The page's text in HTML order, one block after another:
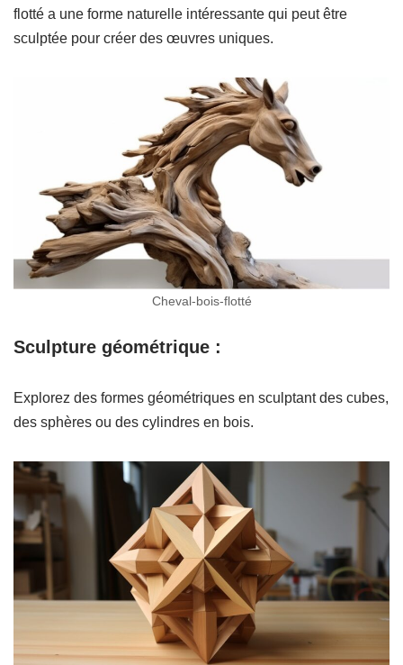
flotté a une forme naturelle intéressante qui peut être
sculptée pour créer des œuvres uniques.
Cheval-bois-flotté
Sculpture géométrique :
Explorez des formes géométriques en sculptant des cubes,
des sphères ou des cylindres en bois.